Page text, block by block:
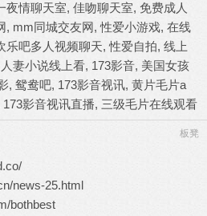
夜情聊天室, 佳吻聊天室, 免费成人
, mm同城交友网, 性爱小游戏, 在线
乐吧多人视频聊天, 性爱自拍, 线上
妻小说线上看, 173影音, 美国女孩
, 鸳鸯吧, 173影音视讯, 黄片毛片a
173影音视讯直播, 三级毛片在线观看
板凳
news-25.html
bothbest